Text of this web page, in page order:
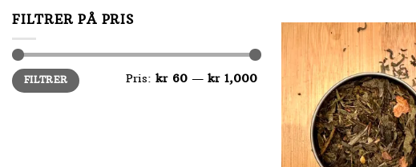
FILTRER PÅ PRIS
Min.
pris
Makspris
FILTRER Pris: kr 60 — kr 1,000